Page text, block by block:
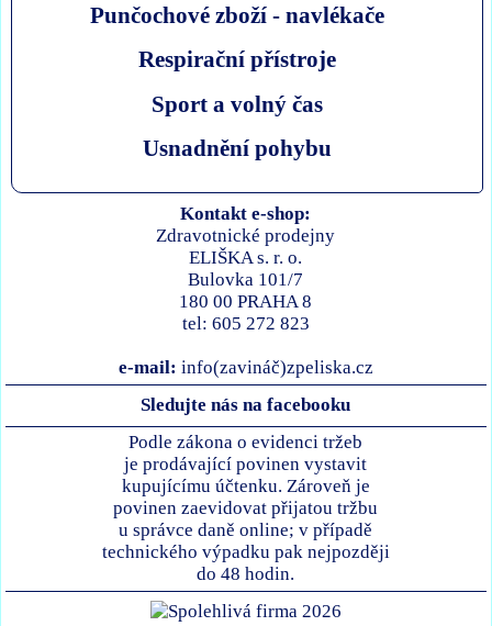
Punčochové zboží - navlékače
Respirační přístroje
Sport a volný čas
Usnadnění pohybu
Kontakt e-shop:
Zdravotnické prodejny
ELIŠKA s. r. o.
Bulovka 101/7
180 00 PRAHA 8
tel: 605 272 823
e-mail: info(zavináč)zpeliska.cz
Sledujte nás na facebooku
Podle zákona o evidenci tržeb
je prodávající povinen vystavit
kupujícímu účtenku. Zároveň je
povinen zaevidovat přijatou tržbu
u správce daně online; v případě
technického výpadku pak nejpozději
do 48 hodin.